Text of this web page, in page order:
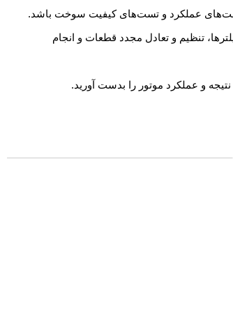
عملکرد و تست‌های کیفیت سوخت باشد.
تنظیم و تعادل مجدد قطعات و انجام
و عملکرد موتور را بدست آورید.